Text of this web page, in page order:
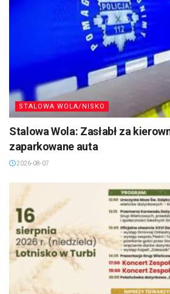
STALOWA WOLA/NISKO
Stalowa Wola: Zasłabł za
zaparkowane auta
2026-08-07